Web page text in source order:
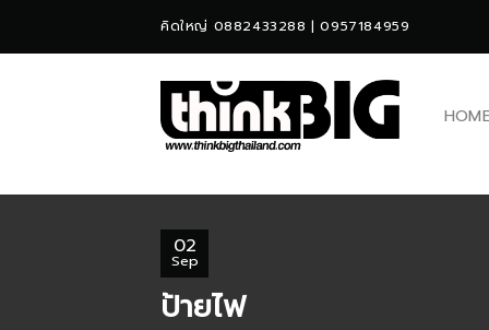
คิดใหญ่ 0882433288 | 0957184959
02
Sep
ป้ายไฟ